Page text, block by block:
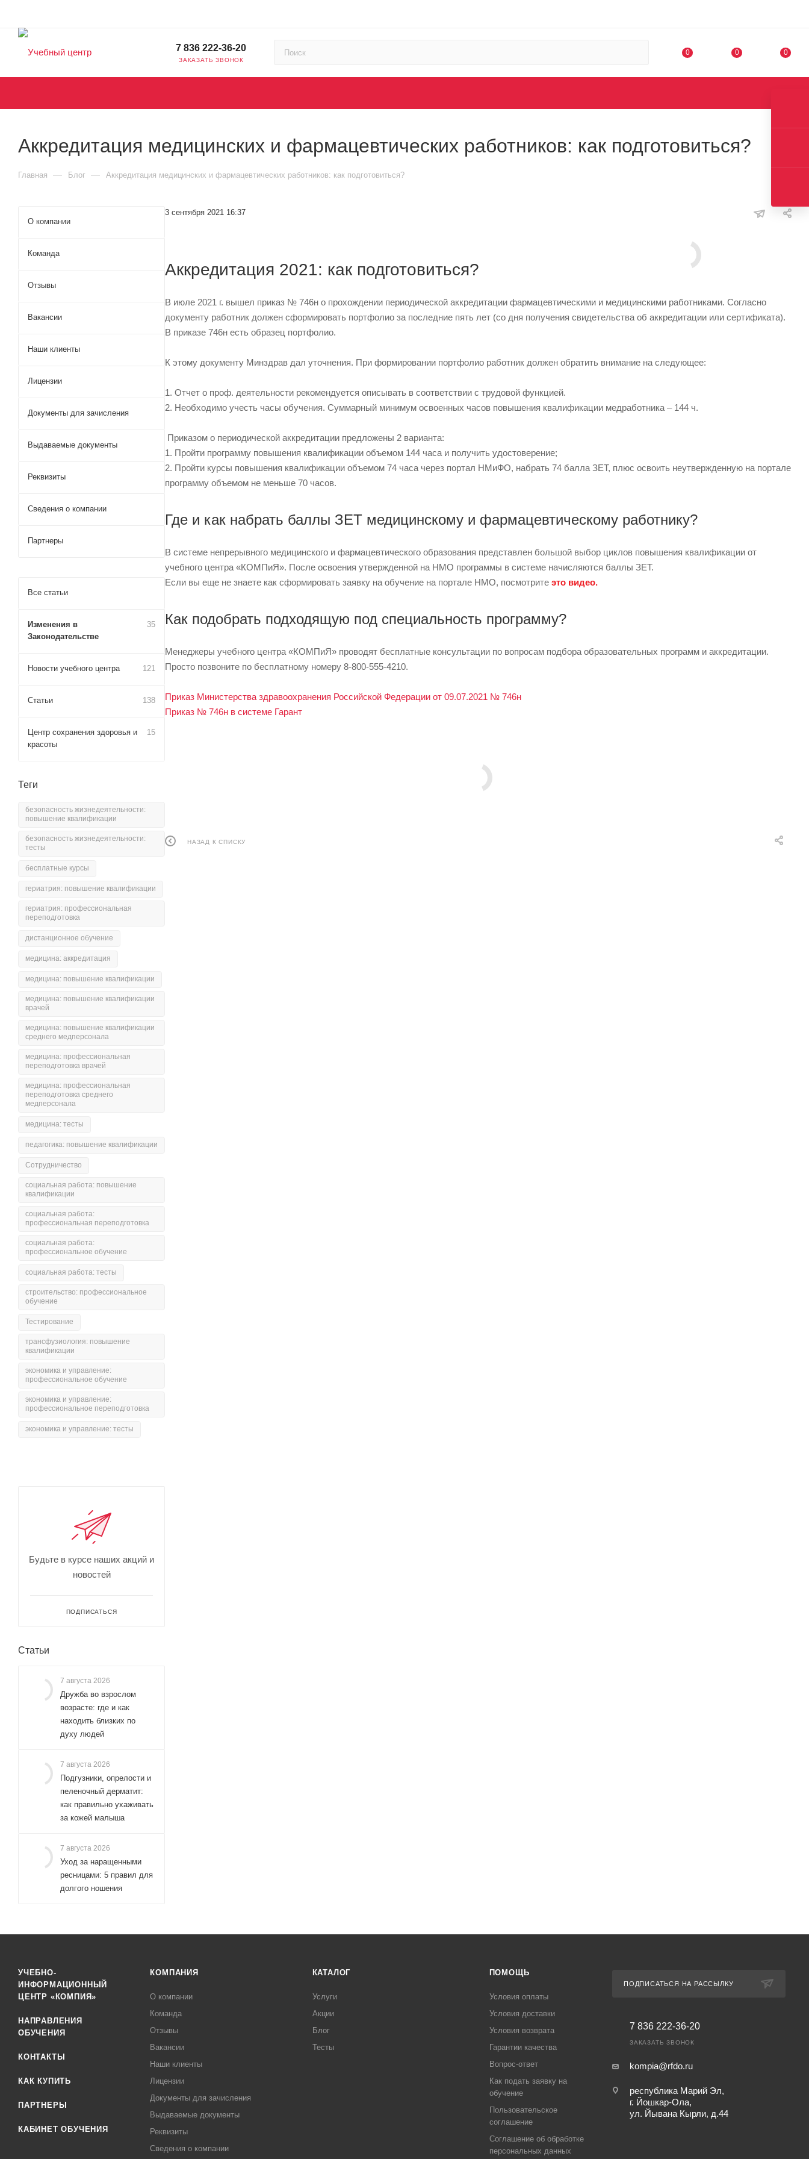
7 836 222-36-20
ЗАКАЗАТЬ ЗВОНОК
0 0 0
Аккредитация медицинских и фармацевтических работников: как подготовиться?
Главная — Блог — Аккредитация медицинских и фармацевтических работников: как подготовиться?
3 сентября 2021 16:37
Аккредитация 2021: как подготовиться?
В июле 2021 г. вышел приказ № 746н о прохождении периодической аккредитации фармацевтическими и медицинскими работниками. Согласно
документу работник должен сформировать портфолио за последние пять лет (со дня получения свидетельства об аккредитации или сертификата).
В приказе 746н есть образец портфолио.
К этому документу Минздрав дал уточнения. При формировании портфолио работник должен обратить внимание на следующее:
1. Отчет о проф. деятельности рекомендуется описывать в соответствии с трудовой функцией.
2. Необходимо учесть часы обучения. Суммарный минимум освоенных часов повышения квалификации медработника – 144 ч.
Приказом о периодической аккредитации предложены 2 варианта:
1. Пройти программу повышения квалификации объемом 144 часа и получить удостоверение;
2. Пройти курсы повышения квалификации объемом 74 часа через портал НМиФО, набрать 74 балла ЗЕТ, плюс освоить неутвержденную на портале
программу объемом не меньше 70 часов.
Где и как набрать баллы ЗЕТ медицинскому и фармацевтическому работнику?
В системе непрерывного медицинского и фармацевтического образования представлен большой выбор циклов повышения квалификации от
учебного центра «КОМПиЯ». После освоения утвержденной на НМО программы в системе начисляются баллы ЗЕТ.
Если вы еще не знаете как сформировать заявку на обучение на портале НМО, посмотрите это видео.
Как подобрать подходящую под специальность программу?
Менеджеры учебного центра «КОМПиЯ» проводят бесплатные консультации по вопросам подбора образовательных программ и аккредитации.
Просто позвоните по бесплатному номеру 8-800-555-4210.
Приказ Министерства здравоохранения Российской Федерации от 09.07.2021 № 746н
Приказ № 746н в системе Гарант
НАЗАД К СПИСКУ
О компании
Команда
Отзывы
Вакансии
Наши клиенты
Лицензии
Документы для зачисления
Выдаваемые документы
Реквизиты
Сведения о компании
Партнеры
Все статьи
Изменения в
Законодательстве
35
Новости учебного центра 121
Статьи 138
Центр сохранения здоровья и
красоты
15
Теги
безопасность жизнедеятельности:
повышение квалификации
безопасность жизнедеятельности:
тесты
бесплатные курсы
гериатрия: повышение квалификации
гериатрия: профессиональная
переподготовка
дистанционное обучение
медицина: аккредитация
медицина: повышение квалификации
медицина: повышение квалификации
врачей
медицина: повышение квалификации
среднего медперсонала
медицина: профессиональная
переподготовка врачей
медицина: профессиональная
переподготовка среднего
медперсонала
медицина: тесты
педагогика: повышение квалификации
Сотрудничество
социальная работа: повышение
квалификации
социальная работа:
профессиональная переподготовка
социальная работа:
профессиональное обучение
социальная работа: тесты
строительство: профессиональное
обучение
Тестирование
трансфузиология: повышение
квалификации
экономика и управление:
профессиональное обучение
экономика и управление:
профессиональное переподготовка
экономика и управление: тесты
Будьте в курсе наших акций и
новостей
ПОДПИСАТЬСЯ
Статьи
7 августа 2026
Дружба во взрослом
возрасте: где и как
находить близких по
духу людей
7 августа 2026
Подгузники, опрелости и
пеленочный дерматит:
как правильно ухаживать
за кожей малыша
7 августа 2026
Уход за наращенными
ресницами: 5 правил для
долгого ношения
УЧЕБНО-
ИНФОРМАЦИОННЫЙ
ЦЕНТР «КОМПИЯ»
НАПРАВЛЕНИЯ
ОБУЧЕНИЯ
КОНТАКТЫ
КАК КУПИТЬ
ПАРТНЕРЫ
КАБИНЕТ ОБУЧЕНИЯ
КОМПАНИЯ
О компании
Команда
Отзывы
Вакансии
Наши клиенты
Лицензии
Документы для зачисления
Выдаваемые документы
Реквизиты
Сведения о компании
КАТАЛОГ
Услуги
Акции
Блог
Тесты
ПОМОЩЬ
Условия оплаты
Условия доставки
Условия возврата
Гарантии качества
Вопрос-ответ
Как подать заявку на
обучение
Пользовательское
соглашение
Соглашение об обработке
персональных данных
ПОДПИСАТЬСЯ НА РАССЫЛКУ
7 836 222-36-20
ЗАКАЗАТЬ ЗВОНОК
kompia@rfdo.ru
республика Марий Эл,
г. Йошкар-Ола,
ул. Йывана Кырли, д.44